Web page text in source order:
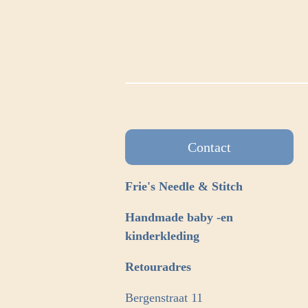
Contact
Frie's Needle & Stitch
Handmade baby -en
kinderkleding
Retouradres
Bergenstraat 11